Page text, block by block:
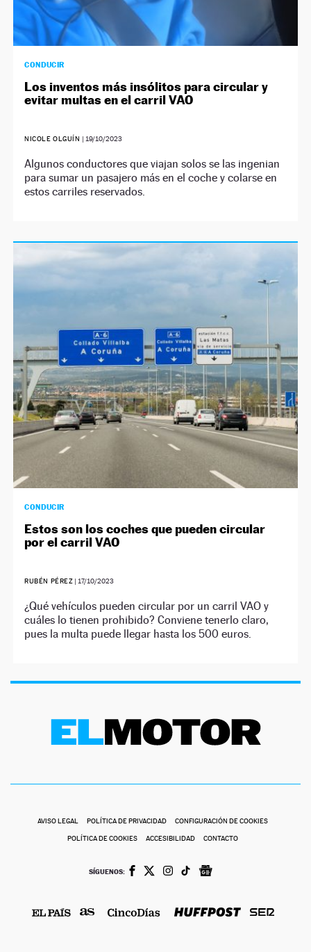
CONDUCIR
Los inventos más insólitos para circular y
evitar multas en el carril VAO
NICOLE OLGUÍN | 19/10/2023
Algunos conductores que viajan solos se las ingenian
para sumar un pasajero más en el coche y colarse en
estos carriles reservados.
CONDUCIR
Estos son los coches que pueden circular
por el carril VAO
RUBÉN PÉREZ |17/10/2023
¿Qué vehículos pueden circular por un carril VAO y
cuáles lo tienen prohibido? Conviene tenerlo claro,
pues la multa puede llegar hasta los 500 euros.
AVISO LEGAL POLÍTICA DE PRIVACIDAD CONFIGURACIÓN DE COOKIES
POLÍTICA DE COOKIES ACCESIBILIDAD CONTACTO
SÍGUENOS: